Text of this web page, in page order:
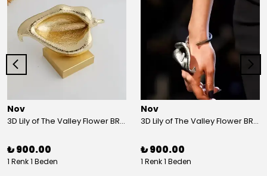
Nov
3D Lily of The Valley Flower BRACELET G
₺ 900.00
1 Renk 1 Beden
Nov
3D Lily of The Valley Flower BRACELET S
₺ 900.00
1 Renk 1 Beden